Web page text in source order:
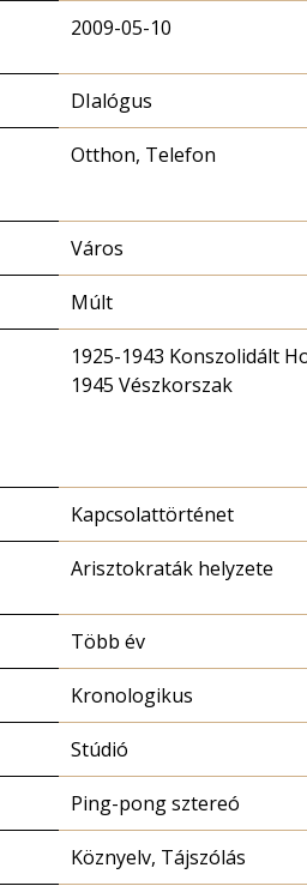
2009-05-10
DIalógus
Otthon, Telefon
Város
Múlt
1925-1943 Konszolidált
1945 Vészkorszak
Kapcsolattörténet
Arisztokraták helyzete
Több év
Kronologikus
Stúdió
Ping-pong sztereó
Köznyelv, Tájszólás